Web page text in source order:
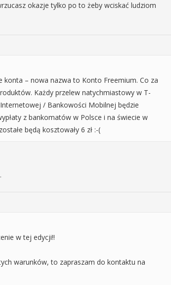
okazje tylko po to żeby wciskać ludziom
konta – nowa nazwa to Konto Freemium. Co za
Każdy przelew natychmiastowy w T-
/ Bankowości Mobilnej będzie
z bankomatów w Polsce i na świecie w
będą kosztowały 6 zł :-(
w tej edycji!!
warunków, to zapraszam do kontaktu na